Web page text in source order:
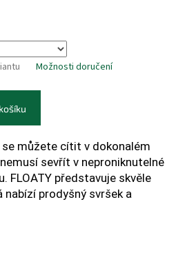
Možnosti doručení
se můžete cítit v dokonalém
sevřít v neproniknutelné
FLOATY představuje skvěle
prodyšný svršek a